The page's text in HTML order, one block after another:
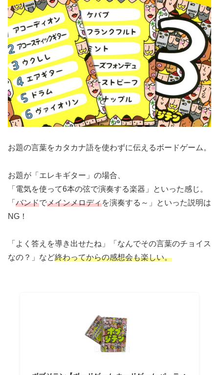
お題の言葉をカタカナ語を使わずに伝えるボードゲーム。
お題が「エレキギター」の場合、
「電気を使って6本の弦で演奏する楽器」といった感じ。
「 バンドでメインメロディを演奏する～」といった説明は
NG！
「よく答えを導き出せたね」「なんでその言葉のチョイス
なの？」など終わってからの感想会も楽しい。